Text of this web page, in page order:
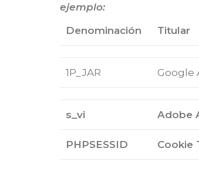
ejemplo:
Denominación
Titular
1P_JAR Google
s_vi Adobe
PHPSESSID Cookie